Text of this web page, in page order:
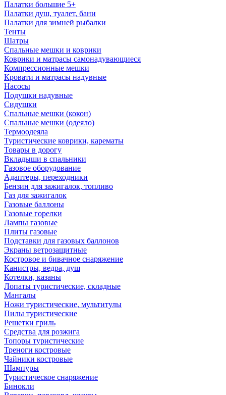
Палатки большие 5+
Палатки душ, туалет, бани
Палатки для зимней рыбалки
Тенты
Шатры
Спальные мешки и коврики
Коврики и матрасы самонадувающиеся
Компрессионные мешки
Кровати и матрасы надувные
Насосы
Подушки надувные
Сидушки
Спальные мешки (кокон)
Спальные мешки (одеяло)
Термоодеяла
Туристические коврики, карематы
Товары в дорогу
Вкладыши в спальники
Газовое оборудование
Адаптеры, переходники
Бензин для зажигалок, топливо
Газ для зажигалок
Газовые баллоны
Газовые горелки
Лампы газовые
Плиты газовые
Подставки для газовых баллонов
Экраны ветрозащитные
Костровое и бивачное снаряжение
Канистры, ведра, душ
Котелки, казаны
Лопаты туристические, складные
Мангалы
Ножи туристические, мультитулы
Пилы туристические
Решетки гриль
Средства для розжига
Топоры туристические
Треноги костровые
Чайники костровые
Шампуры
Туристическое снаряжение
Бинокли